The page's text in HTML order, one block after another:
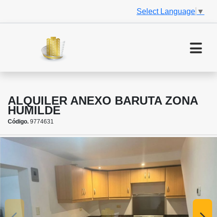
Select Language ▼
ALQUILER ANEXO BARUTA ZONA
HUMILDE
Código. 9774631